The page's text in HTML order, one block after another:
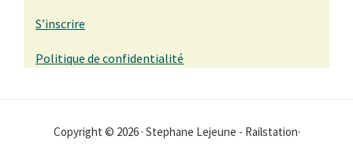
S’inscrire
Politique de confidentialité
Copyright © 2026 · Stephane Lejeune - Railstation·